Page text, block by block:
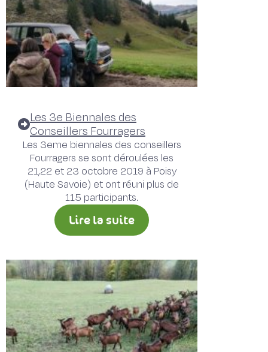
Les 3e Biennales des
Conseillers Fourragers
Les 3eme biennales des conseillers
Fourragers se sont déroulées les
21,22 et 23 octobre 2019 à Poisy
(Haute Savoie) et ont réuni plus de
115 participants.
Lire la suite